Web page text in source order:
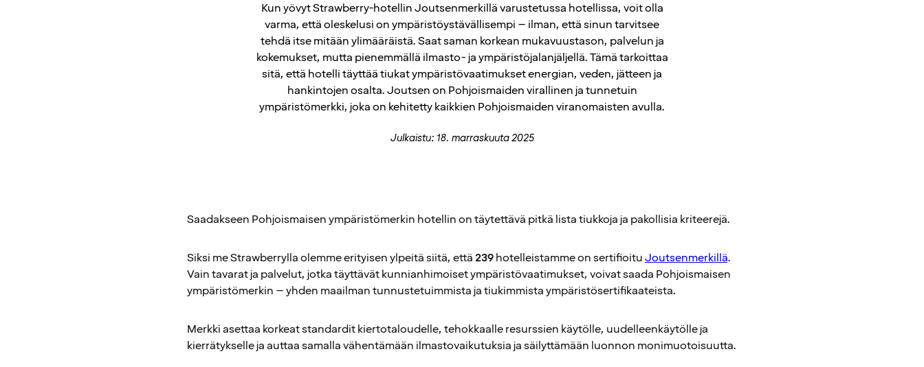
Kun yövyt Strawberry-hotellin Joutsenmerkillä varustetussa hotellissa, voit olla
varma, että oleskelusi on ympäristöystävällisempi – ilman, että sinun tarvitsee
tehdä itse mitään ylimääräistä. Saat saman korkean mukavuustason, palvelun ja
kokemukset, mutta pienemmällä ilmasto- ja ympäristöjalanjäljellä. Tämä tarkoittaa
sitä, että hotelli täyttää tiukat ympäristövaatimukset energian, veden, jätteen ja
hankintojen osalta. Joutsen on Pohjoismaiden virallinen ja tunnetuin
ympäristömerkki, joka on kehitetty kaikkien Pohjoismaiden viranomaisten avulla.
Julkaistu: 18. marraskuuta 2025
Saadakseen Pohjoismaisen ympäristömerkin hotellin on täytettävä pitkä lista tiukkoja ja pakollisia kriteerejä.
Siksi me Strawberrylla olemme erityisen ylpeitä siitä, että239hotelleistamme on sertifioituJoutsenmerkillä.
Vain tavarat ja palvelut, jotka täyttävät kunnianhimoiset ympäristövaatimukset, voivat saada Pohjoismaisen
ympäristömerkin – yhden maailman tunnustetuimmista ja tiukimmista ympäristösertifikaateista.
Merkki asettaa korkeat standardit kiertotaloudelle, tehokkaalle resurssien käytölle, uudelleenkäytölle ja
kierrätykselle ja auttaa samalla vähentämään ilmastovaikutuksia ja säilyttämään luonnon monimuotoisuutta.